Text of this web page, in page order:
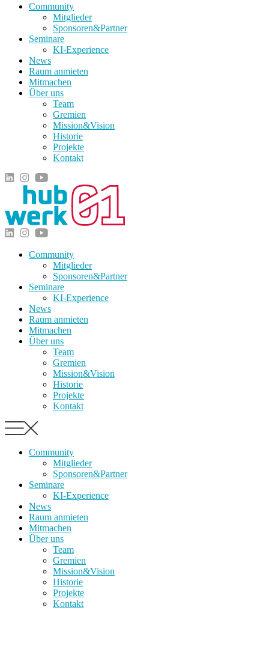
Community
Mitglieder
Sponsoren&Partner
Seminare
KI-Experience
News
Raum anmieten
Mitmachen
Über uns
Team
Gremien
Mission&Vision
Historie
Projekte
Kontakt
Community
Mitglieder
Sponsoren&Partner
Seminare
KI-Experience
News
Raum anmieten
Mitmachen
Über uns
Team
Gremien
Mission&Vision
Historie
Projekte
Kontakt
Community
Mitglieder
Sponsoren&Partner
Seminare
KI-Experience
News
Raum anmieten
Mitmachen
Über uns
Team
Gremien
Mission&Vision
Historie
Projekte
Kontakt